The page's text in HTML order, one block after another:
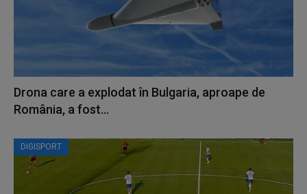
Drona care a explodat în Bulgaria, aproape de
România, a fost...
DIGISPORT